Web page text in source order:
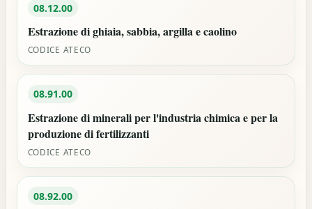
08.12.00
Estrazione di ghiaia, sabbia, argilla e caolino
CODICE ATECO
08.91.00
Estrazione di minerali per l'industria chimica e per la
produzione di fertilizzanti
CODICE ATECO
08.92.00